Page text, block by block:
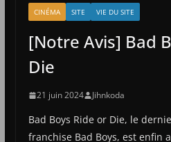
CINÉMA SITE VIE DU SITE
[Notre Avis] Bad
Die
21 juin 2024 Jihnkoda
Bad Boys Ride or Die, le
franchise Bad Boys, est enfin